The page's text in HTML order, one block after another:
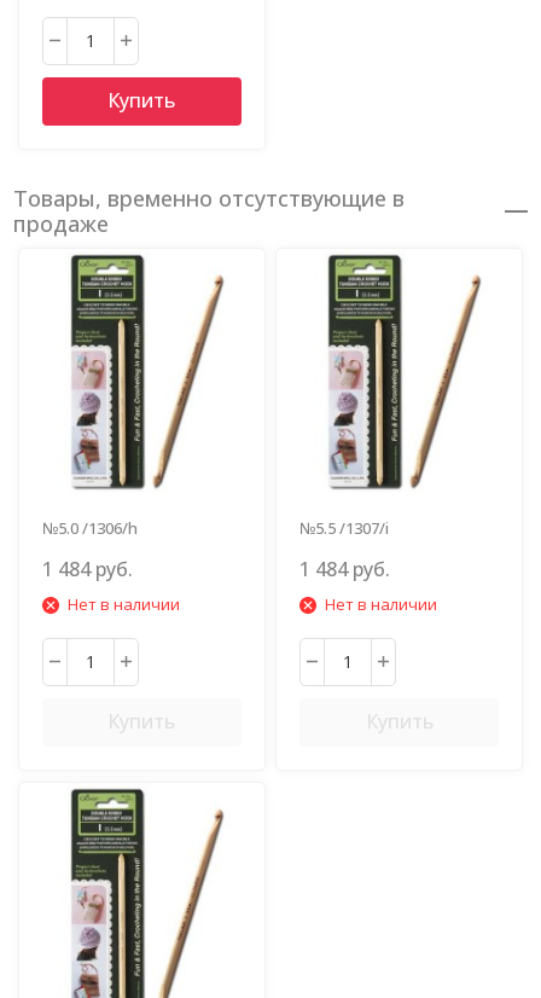
Купить
Товары, временно отсутствующие в
продаже
№5.0 /1306/h
1 484 руб.
Нет в наличии
Купить
№5.5 /1307/i
1 484 руб.
Нет в наличии
Купить